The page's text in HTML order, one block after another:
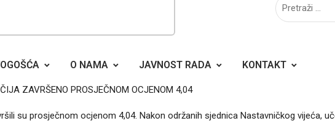
O NAMA JAVNOST RADA KONTAKT
ZAVRŠENO PROSJEČNOM OCJENOM 4,04
su prosječnom ocjenom 4,04. Nakon održanih sjednica Nastavničkog vijeća,